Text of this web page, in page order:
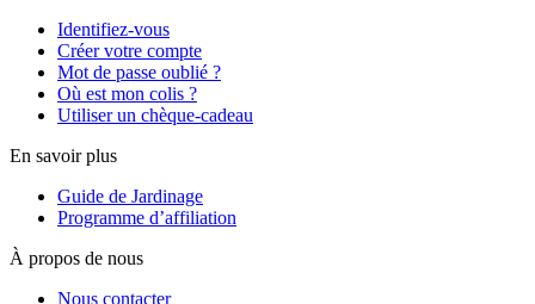
Identifiez-vous
Créer votre compte
Mot de passe oublié ?
Où est mon colis ?
Utiliser un chèque-cadeau
En savoir plus
Guide de Jardinage
Programme d’affiliation
À propos de nous
Nous contacter